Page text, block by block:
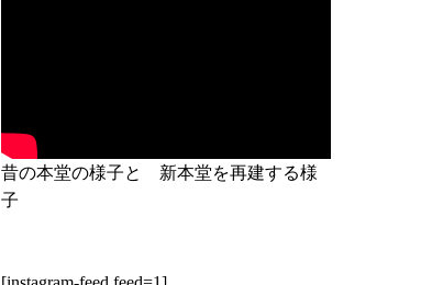
昔の本堂の様子と 新本堂を再建する様
子